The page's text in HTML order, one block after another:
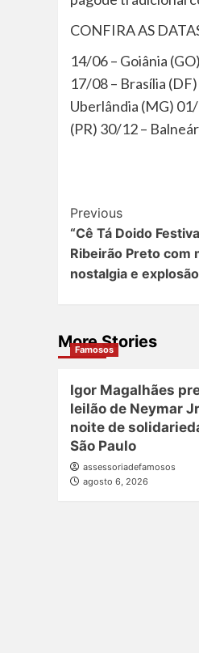
CONFIRA AS
14/06 – Goiânia
17/08 – Brasília
Uberlândia (MG)
(PR) 30/12 –
Post
Navigation
Previous
“Cê Tá Doido
Ribeirão Preto com
nostalgia e
More Stories
Famosos
Igor Magalhães
leilão de Neymar
noite de
São Paulo
assessoriadefamosos
agosto 6, 2026